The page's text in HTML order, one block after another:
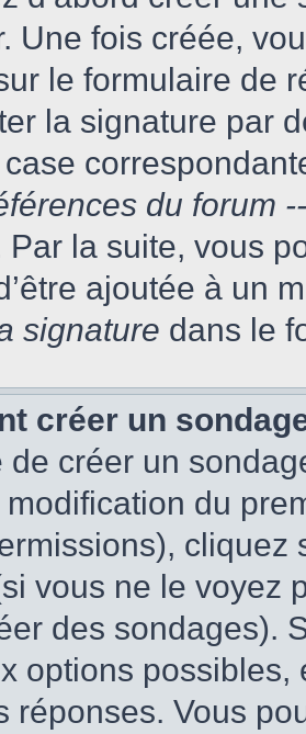
Une fois créée,
le formulaire de
la signature par
du forum
Par la suite, vous
ajoutée à un
signature dans le
créer un
de créer un
du
cliquez
vous ne le voyez
des sondages).
options
réponses. Vous